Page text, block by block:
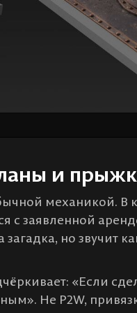
и
механикой. В
с заявленной
загадка, но звучит
«Если
Не P2W,